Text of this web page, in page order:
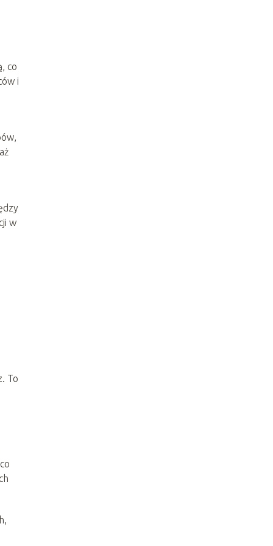
co
i
w
To